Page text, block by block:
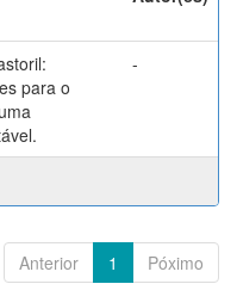
para o
-
Anterior 1 Póximo